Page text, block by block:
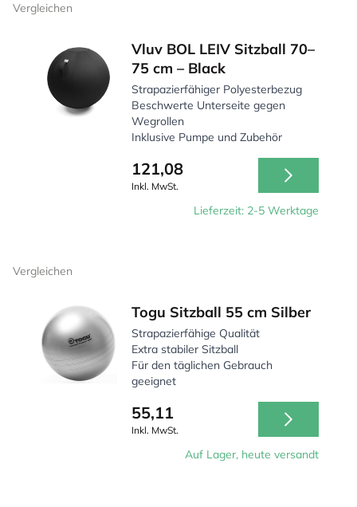
Vergleichen
Vluv BOL LEIV Sitzball 70–
75 cm – Black
Strapazierfähiger Polyesterbezug
Beschwerte Unterseite gegen
Wegrollen
Inklusive Pumpe und Zubehör
121,08
Inkl. MwSt.
Lieferzeit: 2-5 Werktage
Vergleichen
Togu Sitzball 55 cm Silber
Strapazierfähige Qualität
Extra stabiler Sitzball
Für den täglichen Gebrauch
geeignet
55,11
Inkl. MwSt.
Auf Lager, heute versandt